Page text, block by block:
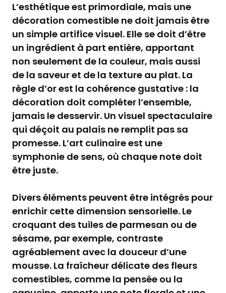
L’esthétique est primordiale, mais une
décoration comestible ne doit jamais être
un simple artifice visuel. Elle se doit d’être
un ingrédient à part entière, apportant
non seulement de la couleur, mais aussi
de la saveur et de la texture au plat. La
règle d’or est la cohérence gustative : la
décoration doit compléter l’ensemble,
jamais le desservir. Un visuel spectaculaire
qui déçoit au palais ne remplit pas sa
promesse. L’art culinaire est une
symphonie de sens, où chaque note doit
être juste.
Divers éléments peuvent être intégrés pour
enrichir cette dimension sensorielle. Le
croquant des tuiles de parmesan ou de
sésame, par exemple, contraste
agréablement avec la douceur d’une
mousse. La fraîcheur délicate des fleurs
comestibles, comme la pensée ou la